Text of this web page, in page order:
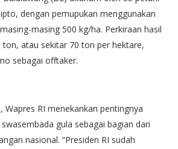
dengan pemupukan menggunakan
masing 500 kg/ha. Perkiraan hasil
ton, atau sekitar 70 ton per hektare,
sebagai offtaker.
Wapres RI menekankan pentingnya
gula sebagai bagian dari
nasional. “Presiden RI sudah